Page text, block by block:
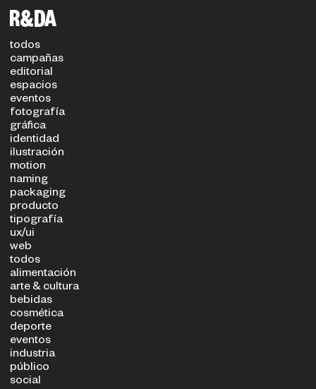
TIPO DE PROYECTO
todos
campañas
editorial
espacios
eventos
fotografía
gráfica
identidad
ilustración
motion
naming
packaging
producto
tipografía
ux/ui
web
todos
alimentación
arte & cultura
bebidas
cosmética
deporte
eventos
industria
público
social